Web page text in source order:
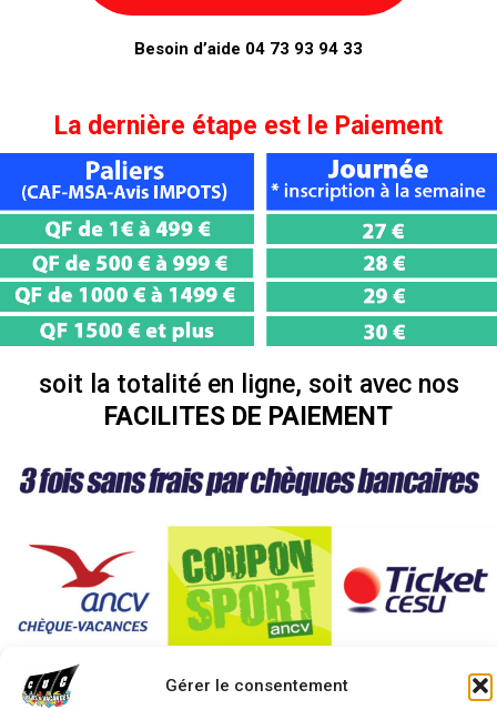
Gérer le consentement
Besoin d’aide 04 73 93 94 33
La dernière étape est le Paiement
soit la totalité en ligne, soit avec nos
FACILITES DE PAIEMENT